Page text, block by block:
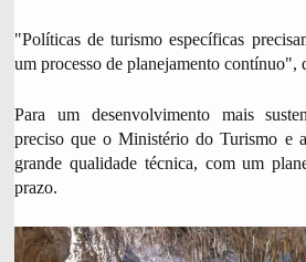
"Políticas de turismo específicas
um processo de planejamento contínuo",
Para um desenvolvimento mais
preciso que o Ministério do Turismo e
grande qualidade técnica, com um
prazo.